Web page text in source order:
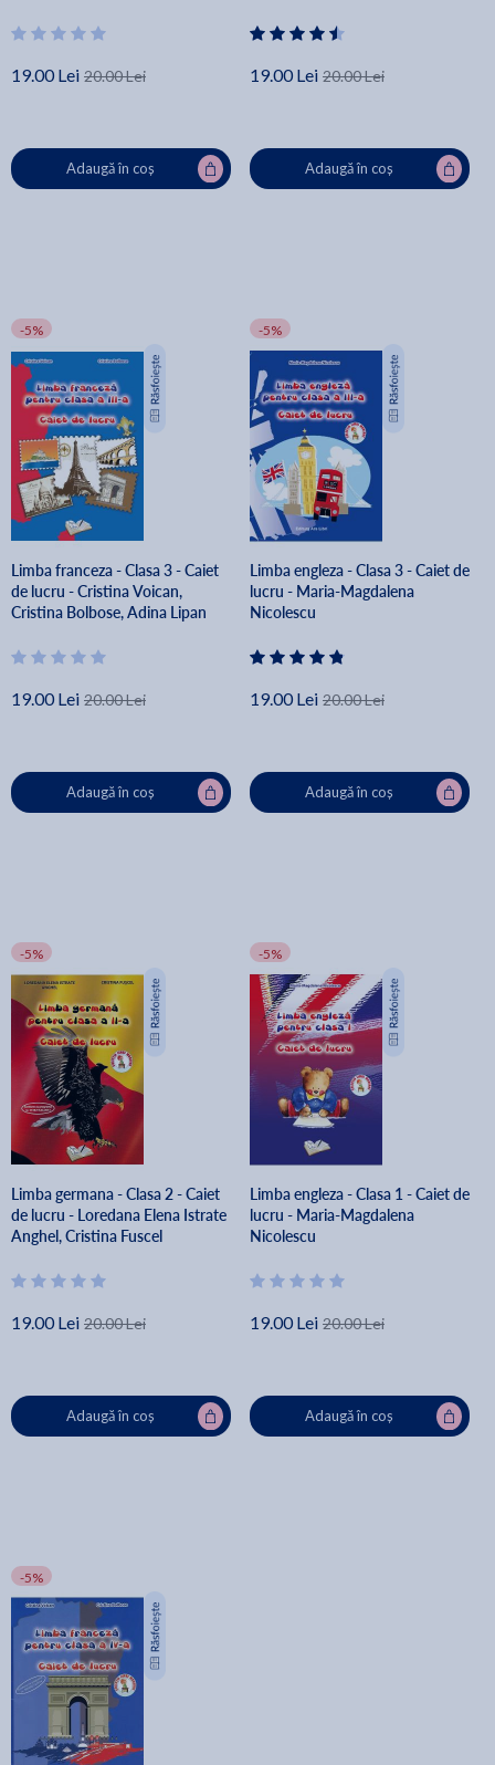
19.00 Lei 20.00 Lei
Adaugă în coș
19.00 Lei 20.00 Lei
Adaugă în coș
-5%
Limba franceza - Clasa 3 - Caiet
de lucru - Cristina Voican,
Cristina Bolbose, Adina Lipan
19.00 Lei 20.00 Lei
Adaugă în coș
-5%
Limba engleza - Clasa 3 - Caiet de
lucru - Maria-Magdalena
Nicolescu
19.00 Lei 20.00 Lei
Adaugă în coș
-5%
Limba germana - Clasa 2 - Caiet
de lucru - Loredana Elena Istrate
Anghel, Cristina Fuscel
19.00 Lei 20.00 Lei
Adaugă în coș
-5%
Limba engleza - Clasa 1 - Caiet de
lucru - Maria-Magdalena
Nicolescu
19.00 Lei 20.00 Lei
Adaugă în coș
-5%